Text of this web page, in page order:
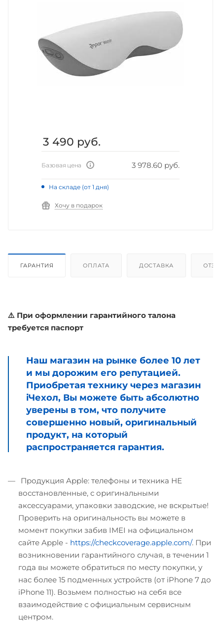
3 490 руб.
Базовая цена 3 978.60 руб.
На складе (от 1 дня)
Хочу в подарок
ГАРАНТИЯ ОПЛАТА ДОСТАВКА
⚠️ При оформлении гарантийного талона
требуется паспорт
Наш магазин на рынке более 10 лет
и мы дорожим его репутацией.
Приобретая технику через магазин
iЧехол, Вы можете быть абсолютно
уверены в том, что получите
совершенно новый, оригинальный
продукт, на который
распространяется гарантия.
Продукция Apple: телефоны и техника НЕ
восстановленные, с оригинальными
аксессуарами, упаковки заводские, не вскрытые!
Проверить на оригинальность вы можете в
момент покупки забив IMEI на официальном
сайте Apple - https://checkcoverage.apple.com/. При
возникновении гарантийного случая, в течении 1
года вы можете обратиться по месту покупки, у
нас более 15 подменных устройств (от iPhone 7 до
iPhone 11). Возьмем полностью на себя все
взаимодействие с официальным сервисным
центром.